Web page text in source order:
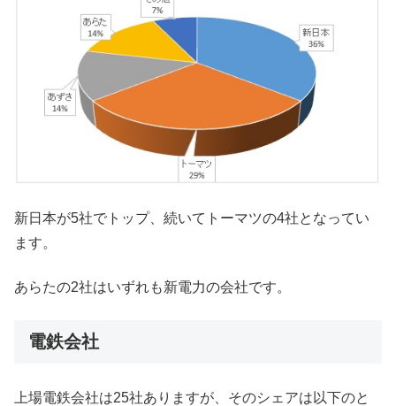
新日本が5社でトップ、続いてトーマツの4社となってい
ます。
あらたの2社はいずれも新電力の会社です。
電鉄会社
上場電鉄会社は25社ありますが、そのシェアは以下のと